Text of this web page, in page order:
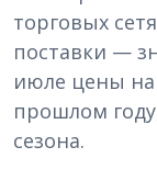
торговых
поставки —
июле цены
прошлом
сезона.